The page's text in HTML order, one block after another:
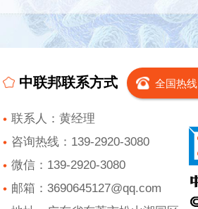
中联邦联系方式 全国热线
联系人：黄经理
咨询热线：139-2920-3080
微信：139-2920-3080
邮箱：3690645127@qq.com